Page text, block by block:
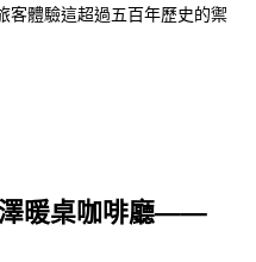
客體驗這超過五百年歷史的禦
暖桌咖啡廳——